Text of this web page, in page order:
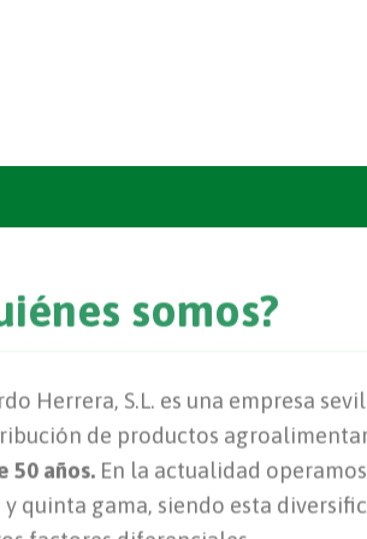
somos?
Herrera, S.L. es una empresa
de productos
50 años. En la actualidad
y quinta gama, siendo esta